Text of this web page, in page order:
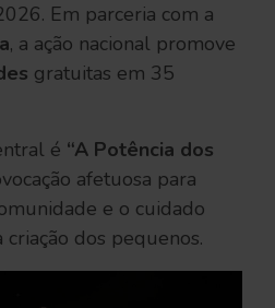
Em parceria com a
, a ação nacional promove
gratuitas em 35
é “A Potência dos
afetuosa para
e o cuidado
dos pequenos.